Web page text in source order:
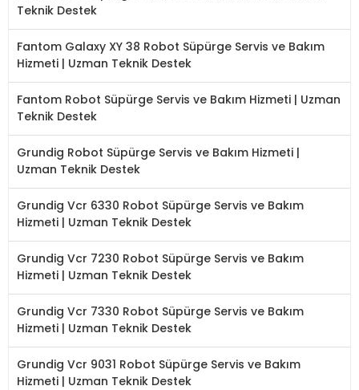
Teknik Destek
Fantom Galaxy XY 38 Robot Süpürge Servis ve Bakım
Hizmeti | Uzman Teknik Destek
Fantom Robot Süpürge Servis ve Bakım Hizmeti | Uzman
Teknik Destek
Grundig Robot Süpürge Servis ve Bakım Hizmeti |
Uzman Teknik Destek
Grundig Vcr 6330 Robot Süpürge Servis ve Bakım
Hizmeti | Uzman Teknik Destek
Grundig Vcr 7230 Robot Süpürge Servis ve Bakım
Hizmeti | Uzman Teknik Destek
Grundig Vcr 7330 Robot Süpürge Servis ve Bakım
Hizmeti | Uzman Teknik Destek
Grundig Vcr 9031 Robot Süpürge Servis ve Bakım
Hizmeti | Uzman Teknik Destek